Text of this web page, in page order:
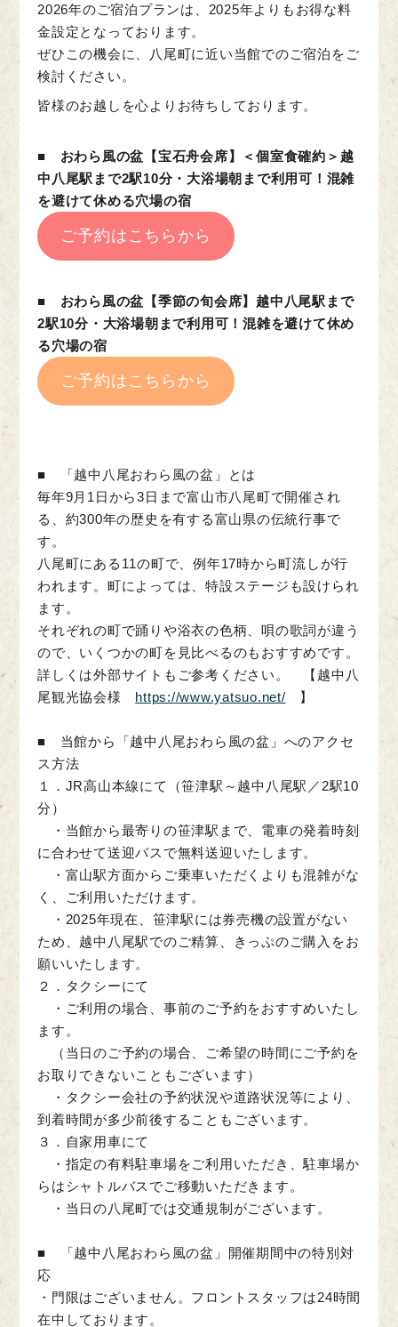
2026年のご宿泊プランは、2025年よりもお得な料
金設定となっております。
ぜひこの機会に、八尾町に近い当館でのご宿泊をご
検討ください。
皆様のお越しを心よりお待ちしております。
■ おわら風の盆【宝石舟会席】＜個室食確約＞越
中八尾駅まで2駅10分・大浴場朝まで利用可！混雑
を避けて休める穴場の宿
ご予約はこちらから
■ おわら風の盆【季節の旬会席】越中八尾駅まで
2駅10分・大浴場朝まで利用可！混雑を避けて休め
る穴場の宿
ご予約はこちらから
■ 「越中八尾おわら風の盆」とは
毎年9月1日から3日まで富山市八尾町で開催され
る、約300年の歴史を有する富山県の伝統行事で
す。
八尾町にある11の町で、例年17時から町流しが行
われます。町によっては、特設ステージも設けられ
ます。
それぞれの町で踊りや浴衣の色柄、唄の歌詞が違う
ので、いくつかの町を見比べるのもおすすめです。
詳しくは外部サイトもご参考ください。 【越中八
尾観光協会様 https://www.yatsuo.net/ 】
■ 当館から「越中八尾おわら風の盆」へのアクセ
ス方法
１．JR高山本線にて（笹津駅～越中八尾駅／2駅10
分）
・当館から最寄りの笹津駅まで、電車の発着時刻
に合わせて送迎バスで無料送迎いたします。
・富山駅方面からご乗車いただくよりも混雑がな
く、ご利用いただけます。
・2025年現在、笹津駅には券売機の設置がない
ため、越中八尾駅でのご精算、きっぷのご購入をお
願いいたします。
２．タクシーにて
・ご利用の場合、事前のご予約をおすすめいたし
ます。
（当日のご予約の場合、ご希望の時間にご予約を
お取りできないこともございます）
・タクシー会社の予約状況や道路状況等により、
到着時間が多少前後することもございます。
３．自家用車にて
・指定の有料駐車場をご利用いただき、駐車場か
らはシャトルバスでご移動いただきます。
・当日の八尾町では交通規制がございます。
■ 「越中八尾おわら風の盆」開催期間中の特別対
応
・門限はございません。フロントスタッフは24時間
在中しております。